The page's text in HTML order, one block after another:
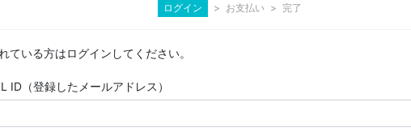
ログイン お支払い 完了
ている方はログインしてください。
ID（登録したメールアドレス）